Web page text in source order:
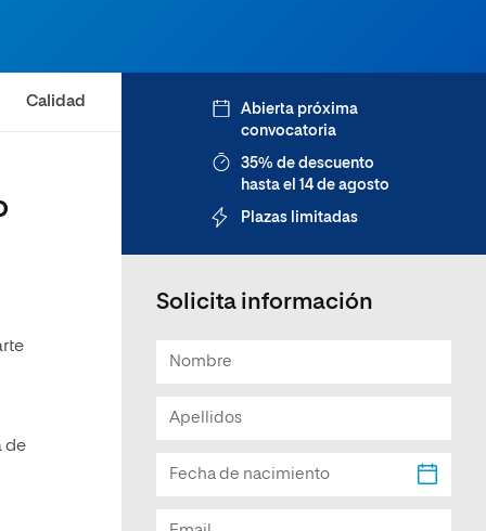
Facultad de Artes y Ciencias
Sociales
Calidad
de
Abierta próxima
convocatoria
35% de descuento
hasta el 14 de agosto
Plazas limitadas
Solicita información